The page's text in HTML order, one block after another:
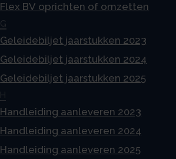
Flex BV oprichten of omzetten
G
Geleidebiljet jaarstukken 2023
Geleidebiljet jaarstukken 2024
Geleidebiljet jaarstukken 2025
H
Handleiding aanleveren 2023
Handleiding aanleveren 2024
Handleiding aanleveren 2025